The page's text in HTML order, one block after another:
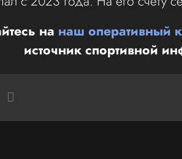
на наш оперативный
источник спортивной